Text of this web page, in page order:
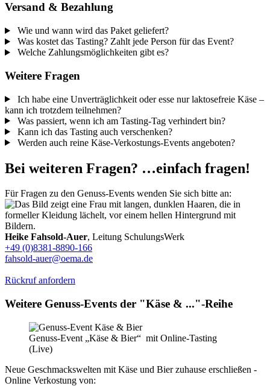
Versand & Bezahlung
Wie und wann wird das Paket geliefert?
Was kostet das Tasting? Zahlt jede Person für das Event?
Welche Zahlungsmöglichkeiten gibt es?
Weitere Fragen
Ich habe eine Unverträglichkeit oder esse nur laktosefreie Käse –
kann ich trotzdem teilnehmen?
Was passiert, wenn ich am Tasting-Tag verhindert bin?
Kann ich das Tasting auch verschenken?
Werden auch reine Käse-Verkostungs-Events angeboten?
Bei weiteren Fragen? …einfach fragen!
Für Fragen zu den Genuss-Events wenden Sie sich bitte an:
Heike Fahsold-Auer, Leitung SchulungsWerk
+49 (0)8381-8890-166
fahsold-auer@oema.de
Rückruf anfordern
Weitere Genuss-Events der "Käse & ..."-Reihe
Genuss-Event „Käse & Bier“ mit Online-Tasting
(Live)
Neue Geschmackswelten mit Käse und Bier zuhause erschließen -
Online Verkostung von: